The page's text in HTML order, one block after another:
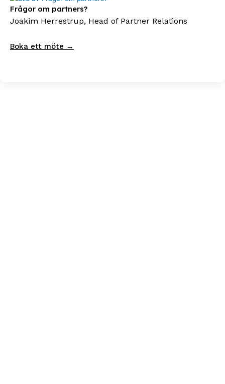
Frågor om partners?
Joakim Herrestrup, Head of Partner Relations
Boka ett möte →